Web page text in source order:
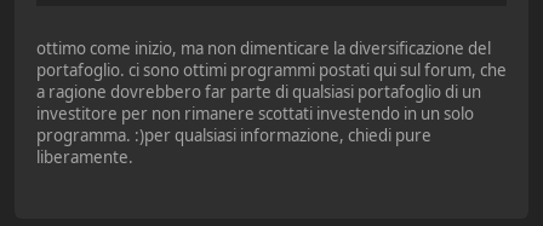
ottimo come inizio, ma non dimenticare la diversificazione del
portafoglio. ci sono ottimi programmi postati qui sul forum, che
a ragione dovrebbero far parte di qualsiasi portafoglio di un
investitore per non rimanere scottati investendo in un solo
programma. :)per qualsiasi informazione, chiedi pure
liberamente.